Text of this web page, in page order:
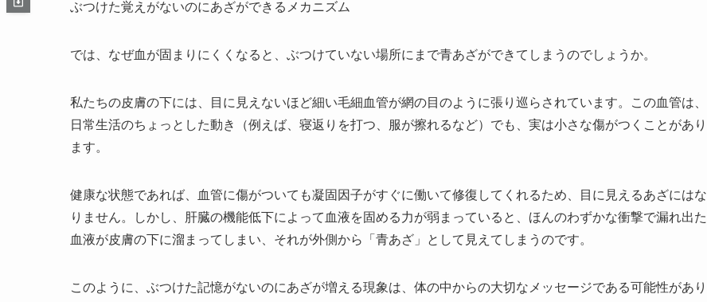
ぶつけた覚えがないのにあざができるメカニズム
では、なぜ血が固まりにくくなると、ぶつけていない場所にまで青あざができてしまうのでしょうか。
私たちの皮膚の下には、目に見えないほど細い毛細血管が網の目のように張り巡らされています。この血管は、
日常生活のちょっとした動き（例えば、寝返りを打つ、服が擦れるなど）でも、実は小さな傷がつくことがあり
ます。
健康な状態であれば、血管に傷がついても凝固因子がすぐに働いて修復してくれるため、目に見えるあざにはな
りません。しかし、肝臓の機能低下によって血液を固める力が弱まっていると、ほんのわずかな衝撃で漏れ出た
血液が皮膚の下に溜まってしまい、それが外側から「青あざ」として見えてしまうのです。
このように、ぶつけた記憶がないのにあざが増える現象は、体の中からの大切なメッセージである可能性があり